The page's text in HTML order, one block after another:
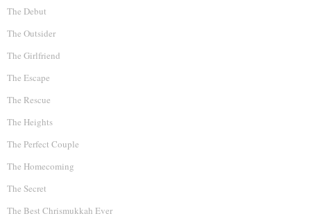
The Debut
The Outsider
The Girlfriend
The Escape
The Rescue
The Heights
The Perfect Couple
The Homecoming
The Secret
The Best Chrismukkah Ever